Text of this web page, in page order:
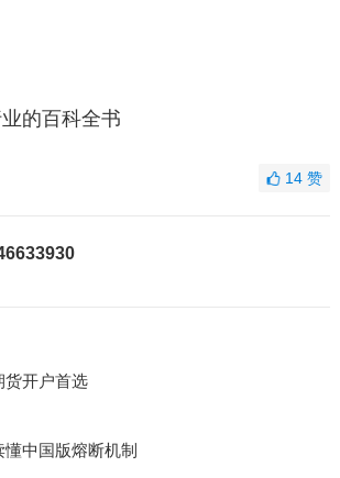
的百科全书
14赞
货开户首选
懂中国版熔断机制